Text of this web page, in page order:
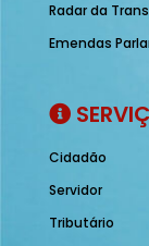
Radar da
Emendas
Cidadão
Servidor
Tributário